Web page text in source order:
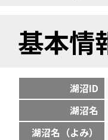
基本情
湖沼ID
湖沼名
湖沼名（よみ）